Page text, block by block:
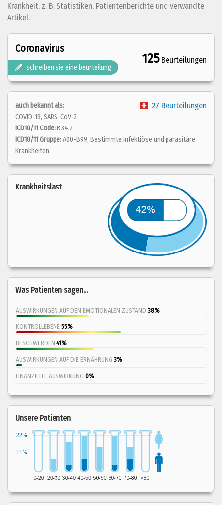
Krankheit, z. B. Statistiken, Patientenberichte und verwandte
Artikel.
Coronavirus
125 Beurteilungen
schreiben sie eine beurteilung
27 Beurteilungen
auch bekannt als:
COVID-19, SARS-CoV-2
ICD10/11 Code:B34.2
ICD10/11 Gruppe:A00-B99, Bestimmte infektiöse und parasitäre
Krankheiten
Krankheitslast
Was Patienten sagen...
AUSWIRKUNGEN AUF DEN EMOTIONALEN ZUSTAND 38%
KONTROLLEBENE 55%
BESCHWERDEN 41%
AUSWIRKUNGEN AUF DIE ERNÄHRUNG 3%
FINANZIELLE AUSWIRKUNG 0%
Unsere Patienten